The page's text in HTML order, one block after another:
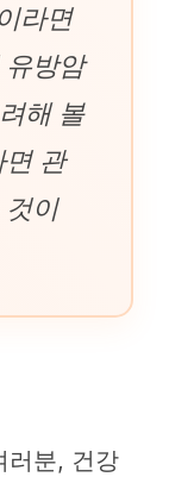
라면
방암
해 볼
관
것이
러분, 건강